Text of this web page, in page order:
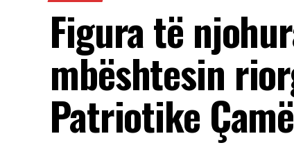
Figura të
mbështesin
Patriotike